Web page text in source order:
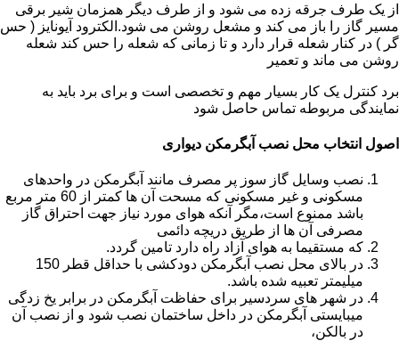
از یک طرف جرقه زده می شود و از طرف دیگر همزمان شیر برقی
مسیر گاز را باز می کند و مشعل روشن می شود.الکترود آیونایز ( حس
گر ) در کنار شعله قرار دارد و تا زمانی که شعله را حس کند شعله
روشن می ماند و تعمیر
برد کنترل یک کار بسیار مهم و تخصصی است و برای برد باید به
نمایندگی مربوطه تماس حاصل شود
اصول انتخاب محل نصب آبگرمکن دیواری
نصب وسایل گاز سوز پر مصرف مانند آبگرمکن در واحدهای
مسکونی و غیر مسکونی که مسحت آن ها کمتر از 60 متر مربع
باشد ممنوع است،مگر آنکه هوای مورد نیاز جهت احتراق گاز
مصرفی آن ها از طریق دریچه دائمی
که مستقیما به هوای آزاد راه دارد تامین گردد.
در بالای محل نصب آبگرمکن دودکشی با حداقل قطر 150
میلیمتر تعبیه شده باشد.
در شهر های سردسیر برای حفاظت آبگرمکن در برابر یخ زدگی
میبایستی آبگرمکن در داخل ساختمان نصب شود و از نصب آن
در بالکن،